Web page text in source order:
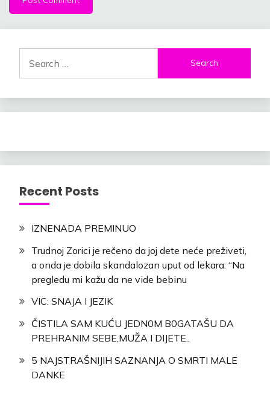
for:
Recent Posts
IZNENADA PREMINUO
Trudnoj Zorici je rečeno da joj dete neće preživeti,
a onda je dobila skandalozan uput od lekara: “Na
pregledu mi kažu da ne vide bebinu
VIC: SNAJA I JEZIK
ČISTILA SAM KUĆU JEDN0M B0GATAŠU DA
PREHRANIM SEBE,MUŽA I DIJETE..
5 NAJSTRAŠNIJIH SAZNANJA O SMRTI MALE
DANKE